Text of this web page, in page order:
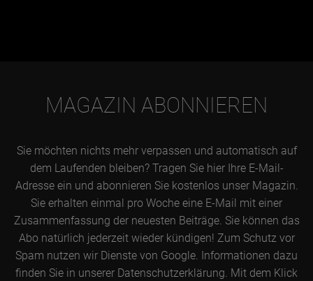
MAGAZIN ABONNIEREN
Sie möchten nichts mehr verpassen und automatisch auf
dem Laufenden bleiben? Tragen Sie hier Ihre E-Mail-
Adresse ein und abonnieren Sie kostenlos unser Magazin.
Sie erhalten einmal pro Woche eine E-Mail mit einer
Zusammenfassung der neuesten Beiträge. Sie können das
Abo natürlich jederzeit wieder kündigen! Zum Schutz vor
Spam nutzen wir Dienste von Google. Informationen dazu
finden Sie in unserer Datenschutzerklärung. Mit dem Klick